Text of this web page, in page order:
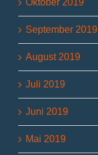
Oktober 2019
September 2019
August 2019
Juli 2019
Juni 2019
Mai 2019